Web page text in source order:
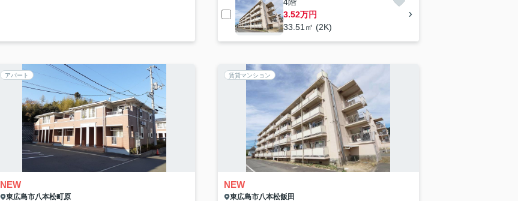
3.52万円
33.51㎡ (2K)
アパート
NEW
東広島市八本松町原
賃貸マンション
NEW
東広島市八本松飯田